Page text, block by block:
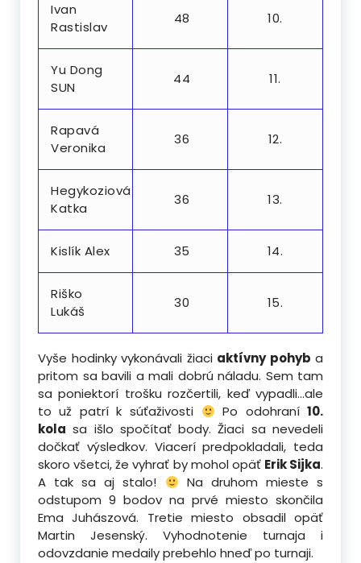
Ivan
Rastislav
48 10.
Yu Dong
SUN
44 11.
Rapavá
Veronika
36 12.
Hegykoziová
Katka
36 13.
Kislík Alex 35 14.
Riško
Lukáš
30 15.
Vyše hodinky vykonávali žiaci aktívny pohyb a
pritom sa bavili a mali dobrú náladu. Sem tam
sa poniektorí trošku rozčertili, keď vypadli…ale
to už patrí k súťaživosti
Po odohraní10.
kola sa išlo spočítať body. Žiaci sa nevedeli
dočkať výsledkov. Viacerí predpokladali, teda
skoro všetci, že vyhrať by mohol opäť Erik Sijka.
A tak sa aj stalo!
Na druhom mieste s
odstupom 9 bodov na prvé miesto skončila
Ema Juhászová. Tretie miesto obsadil opäť
Martin Jesenský. Vyhodnotenie turnaja i
odovzdanie medaily prebehlo hneď po turnaji.